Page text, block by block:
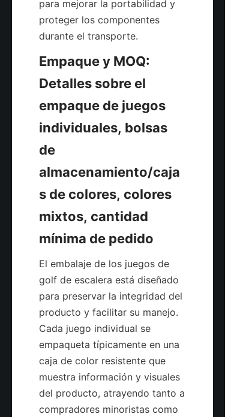
para mejorar la portabilidad y
proteger los componentes
Empaque y MOQ:
Detalles sobre el
empaque de juegos
individuales, bolsas
de
almacenamiento/caja
s de colores, colores
mixtos, cantidad
El embalaje de los juegos de
golf de escalera está diseñado
para preservar la integridad del
producto y facilitar su manejo.
Cada juego individual se
empaqueta típicamente en una
caja de color resistente que
muestra información y visuales
del producto, atrayendo tanto a
compradores minoristas como